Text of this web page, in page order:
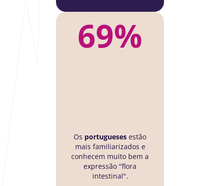
69%
Os portugueses estão
mais familiarizados e
conhecem muito bem a
expressão "flora
intestinal".